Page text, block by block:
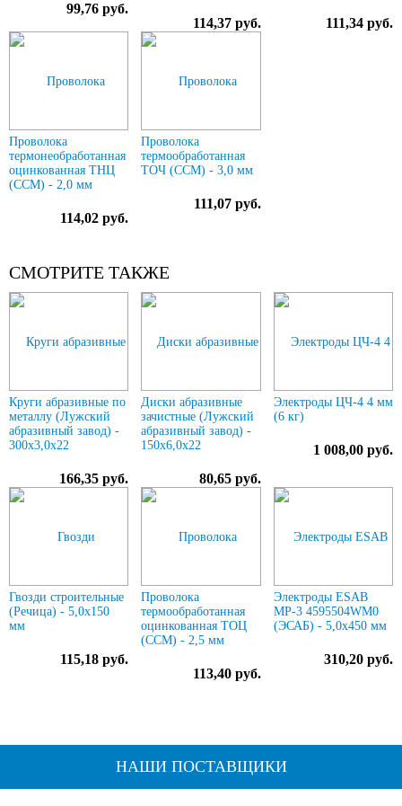
99,76 руб.
114,37 руб. 111,34 руб.
Проволока
термонеобработанная
оцинкованная ТНЦ
(ССМ) - 2,0 мм
114,02 руб.
Проволока
термообработанная
ТОЧ (ССМ) - 3,0 мм
111,07 руб.
СМОТРИТЕ ТАКЖЕ
Круги абразивные по
металлу (Лужский
абразивный завод) -
300х3,0х22
166,35 руб.
Диски абразивные
зачистные (Лужский
абразивный завод) -
150х6,0х22
80,65 руб.
Электроды ЦЧ-4 4 мм
(6 кг)
1 008,00 руб.
Гвозди строительные
(Речица) - 5,0х150
мм
115,18 руб.
Проволока
термообработанная
оцинкованная ТОЦ
(ССМ) - 2,5 мм
113,40 руб.
Электроды ESAB
МР-3 4595504WM0
(ЭСАБ) - 5,0х450 мм
310,20 руб.
НАШИ ПОСТАВЩИКИ